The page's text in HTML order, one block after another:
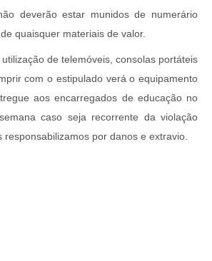
deverão estar munidos de numerário
quaisquer materiais de valor.
de telemóveis, consolas portáteis
com o estipulado verá o equipamento
aos encarregados de educação no
caso seja recorrente da violação
responsabilizamos por danos e extravio.